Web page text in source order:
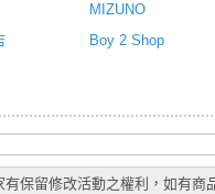
MIZUNO
Boy 2 Shop
有保留修改活動之權利，如有商